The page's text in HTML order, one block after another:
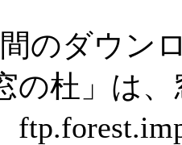
のダウン
の杜」は